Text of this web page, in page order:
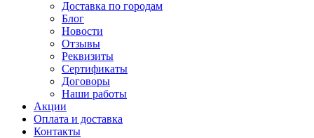
Доставка по городам
Блог
Новости
Отзывы
Реквизиты
Сертификаты
Договоры
Наши работы
Акции
Оплата и доставка
Контакты